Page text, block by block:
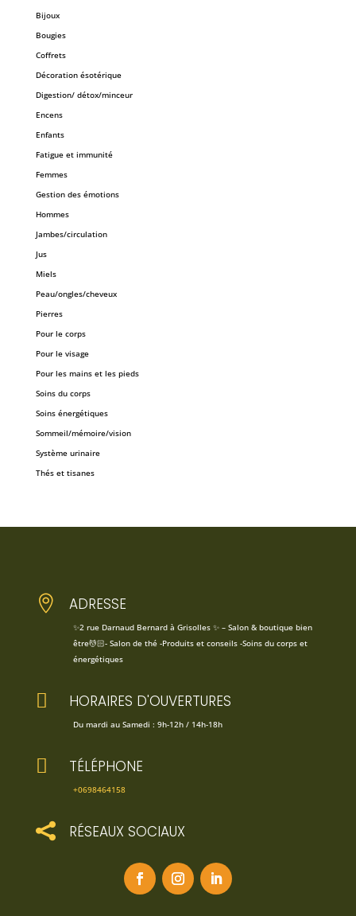
Bijoux
Bougies
Coffrets
Décoration ésotérique
Digestion/ détox/minceur
Encens
Enfants
Fatigue et immunité
Femmes
Gestion des émotions
Hommes
Jambes/circulation
Jus
Miels
Peau/ongles/cheveux
Pierres
Pour le corps
Pour le visage
Pour les mains et les pieds
Soins du corps
Soins énergétiques
Sommeil/mémoire/vision
Système urinaire
Thés et tisanes
 ADRESSE
✨2 rue Darnaud Bernard à Grisolles ✨ – Salon & boutique bien
être💆🏻- Salon de thé -Produits et conseils -Soins du corps et
énergétiques
 HORAIRES D'OUVERTURES
Du mardi au Samedi : 9h-12h / 14h-18h
 TÉLÉPHONE
+0698464158
 RÉSEAUX SOCIAUX